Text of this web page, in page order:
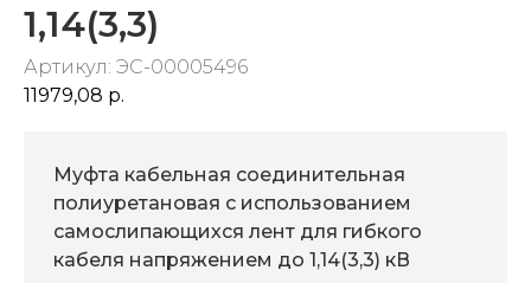
1,14(3,3)
Артикул: ЭС-00005496
11979,08 р.
Муфта кабельная соединительная
полиуретановая с использованием
самослипающихся лент для гибкого
кабеля напряжением до 1,14(3,3) кВ